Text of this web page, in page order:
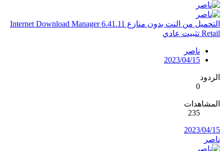
التحميل من النت بدون منازع Internet Download Manager 6.41.11
Retail تثبيت عادي
ناصر
2023/04/15
الردود
0
المشاهدات
235
2023/04/15
ناصر